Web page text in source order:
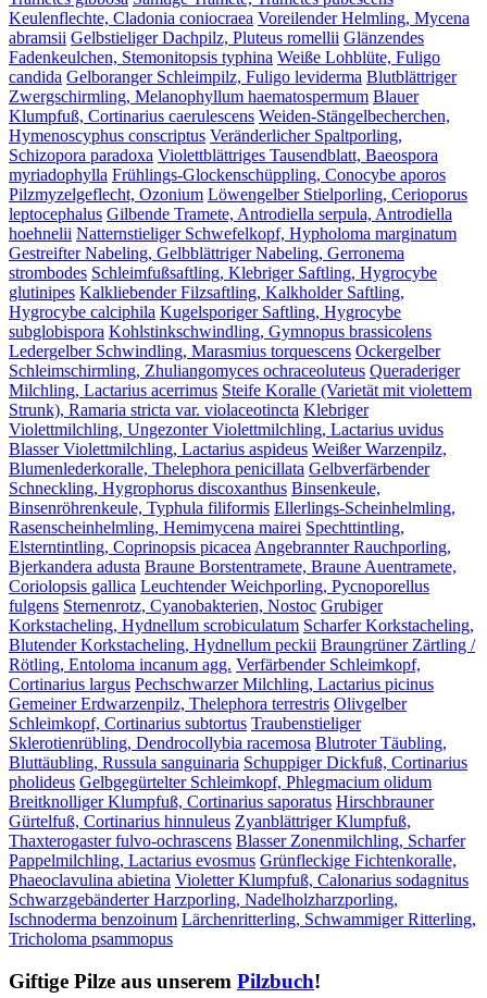
Keulenflechte, Cladonia coniocraea Voreilender Helmling, Mycena
abramsii Gelbstieliger Dachpilz, Pluteus romellii Glänzendes
Fadenkeulchen, Stemonitopsis typhina Weiße Lohblüte, Fuligo
candida Gelboranger Schleimpilz, Fuligo leviderma Blutblättriger
Zwergschirmling, Melanophyllum haematospermum Blauer
Klumpfuß, Cortinarius caerulescens Weiden-Stängelbecherchen,
Hymenoscyphus conscriptus Veränderlicher Spaltporling,
Schizopora paradoxa Violettblättriges Tausendblatt, Baeospora
myriadophylla Frühlings-Glockenschüppling, Conocybe aporos
Pilzmyzelgeflecht, Ozonium Löwengelber Stielporling, Cerioporus
leptocephalus Gilbende Tramete, Antrodiella serpula, Antrodiella
hoehnelii Natternstieliger Schwefelkopf, Hypholoma marginatum
Gestreifter Nabeling, Gelbblättriger Nabeling, Gerronema
strombodes Schleimfußsaftling, Klebriger Saftling, Hygrocybe
glutinipes Kalkliebender Filzsaftling, Kalkholder Saftling,
Hygrocybe calciphila Kugelsporiger Saftling, Hygrocybe
subglobispora Kohlstinkschwindling, Gymnopus brassicolens
Ledergelber Schwindling, Marasmius torquescens Ockergelber
Schleimschirmling, Zhuliangomyces ochraceoluteus Queraderiger
Milchling, Lactarius acerrimus Steife Koralle (Varietät mit violettem
Strunk), Ramaria stricta var. violaceotincta Klebriger
Violettmilchling, Ungezonter Violettmilchling, Lactarius uvidus
Blasser Violettmilchling, Lactarius aspideus Weißer Warzenpilz,
Blumenlederkoralle, Thelephora penicillata Gelbverfärbender
Schneckling, Hygrophorus discoxanthus Binsenkeule,
Binsenröhrenkeule, Typhula filiformis Ellerlings-Scheinhelmling,
Rasenscheinhelmling, Hemimycena mairei Spechttintling,
Elsterntintling, Coprinopsis picacea Angebrannter Rauchporling,
Bjerkandera adusta Braune Borstentramete, Braune Auentramete,
Coriolopsis gallica Leuchtender Weichporling, Pycnoporellus
fulgens Sternenrotz, Cyanobakterien, Nostoc Grubiger
Korkstacheling, Hydnellum scrobiculatum Scharfer Korkstacheling,
Blutender Korkstacheling, Hydnellum peckii Braungrüner Zärtling /
Rötling, Entoloma incanum agg. Verfärbender Schleimkopf,
Cortinarius largus Pechschwarzer Milchling, Lactarius picinus
Gemeiner Erdwarzenpilz, Thelephora terrestris Olivgelber
Schleimkopf, Cortinarius subtortus Traubenstieliger
Sklerotienrübling, Dendrocollybia racemosa Blutroter Täubling,
Bluttäubling, Russula sanguinaria Schuppiger Dickfuß, Cortinarius
pholideus Gelbgegürtelter Schleimkopf, Phlegmacium olidum
Breitknolliger Klumpfuß, Cortinarius saporatus Hirschbrauner
Gürtelfuß, Cortinarius hinnuleus Zyanblättriger Klumpfuß,
Thaxterogaster fulvo-ochrascens Blasser Zonenmilchling, Scharfer
Pappelmilchling, Lactarius evosmus Grünfleckige Fichtenkoralle,
Phaeoclavulina abietina Violetter Klumpfuß, Calonarius sodagnitus
Schwarzgebänderter Harzporling, Nadelholzharzporling,
Ischnoderma benzoinum Lärchenritterling, Schwammiger Ritterling,
Tricholoma psammopus
Giftige Pilze aus unserem Pilzbuch!